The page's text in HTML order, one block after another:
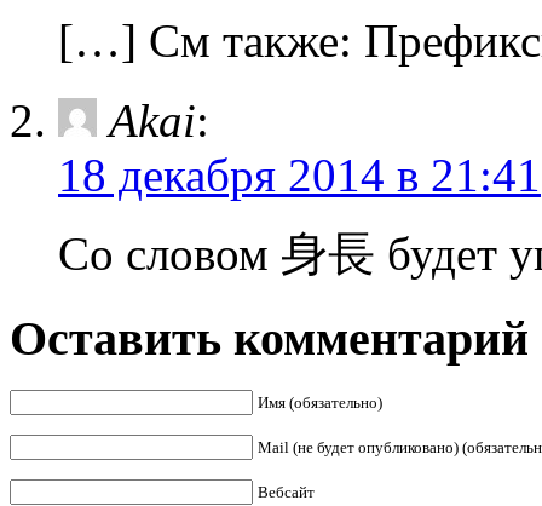
[…] См также:
Akai:
18 декабря 2014 в 21:41
Со словом 身長 будет
Оставить комментарий
Имя (обязательно)
Mail (не будет опубликовано)
Вебсайт